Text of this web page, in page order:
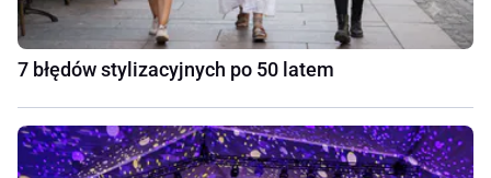
7 błędów stylizacyjnych po 50 latem